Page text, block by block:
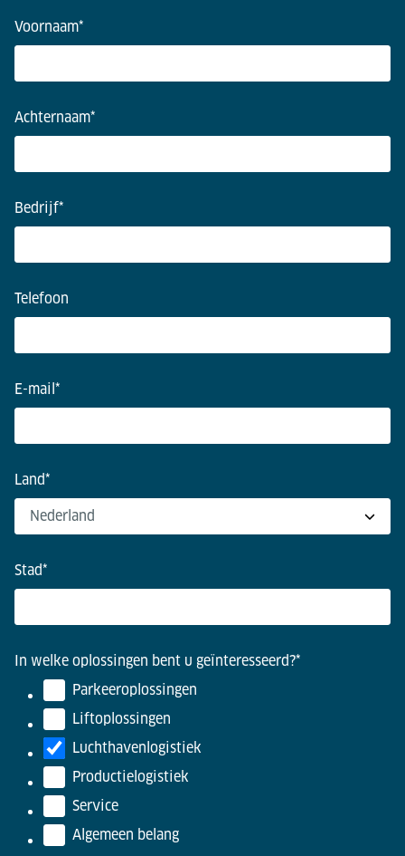
Voornaam*
Achternaam*
Bedrijf*
Telefoon
E-mail *
Land*
Stad*
In welke oplossingen bent u geïnteresseerd?*
Parkeeroplossingen
Liftoplossingen
Luchthavenlogistiek
Productielogistiek
Service
Algemeen belang